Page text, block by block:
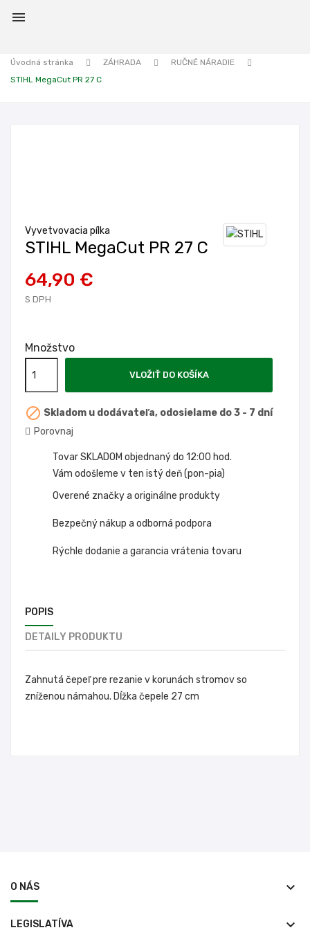

Úvodná stránka ZÁHRADA
RUČNÉ NÁRADIE
STIHL MegaCut PR 27 C
Vyvetvovacia pílka
STIHL MegaCut PR 27 C
64,90 €
S DPH
Množstvo
VLOŽIŤ DO KOŠÍKA
 Skladom u dodávateľa, odosielame do 3 - 7 dní
Porovnaj
Tovar SKLADOM objednaný do 12:00 hod.
Vám odošleme v ten istý deň (pon-pia)
Overené značky a originálne produkty
Bezpečný nákup a odborná podpora
Rýchle dodanie a garancia vrátenia tovaru
POPIS
DETAILY PRODUKTU
Zahnutá čepeľ pre rezanie v korunách stromov so
zníženou námahou. Dĺžka čepele 27 cm
O NÁS keyboard_arrow_down
LEGISLATÍVA keyboard_arrow_down